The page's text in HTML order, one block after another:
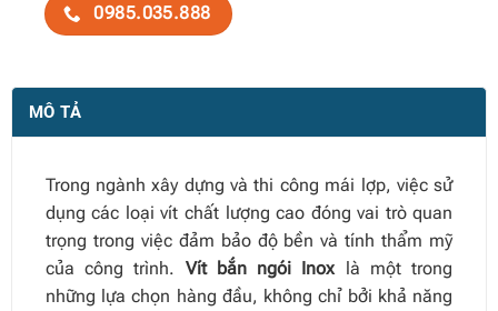
0985.035.888
MÔ TẢ
Trong ngành xây dựng và thi công mái lợp, việc sử
dụng các loại vít chất lượng cao đóng vai trò quan
trọng trong việc đảm bảo độ bền và tính thẩm mỹ
của công trình. Vít bắn ngói Inox là một trong
những lựa chọn hàng đầu, không chỉ bởi khả năng